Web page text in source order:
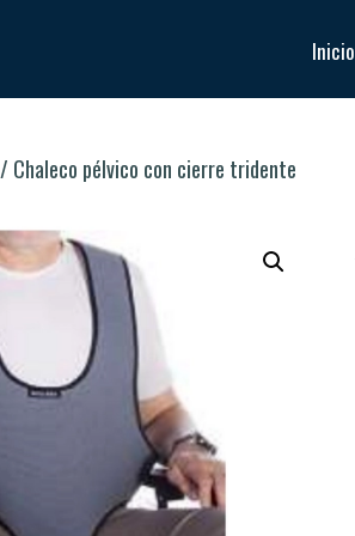
Inicio
/ Chaleco pélvico con cierre tridente